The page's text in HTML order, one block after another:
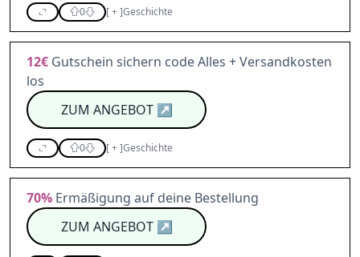
0 [+]Geschichte
12€ Gutschein sichern code Alles + Versandkosten
los
ZUM ANGEBOT↗
0 [+]Geschichte
70% Ermäßigung auf deine Bestellung
ZUM ANGEBOT↗